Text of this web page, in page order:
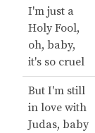
I'm just a
Holy Fool,
oh, baby,
it's so cruel
But I'm still
in love with
Judas, baby